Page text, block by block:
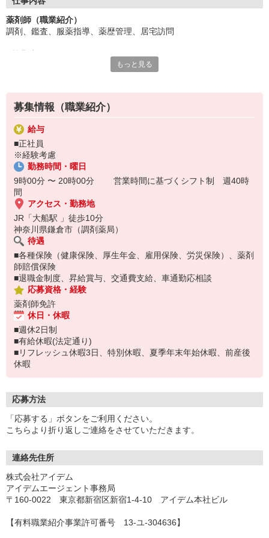
薬剤師（職業紹介）
調剤、鑑査、服薬指導、薬歴管理、居宅訪問
■応需科目：内科、皮膚科心療内科等
もっと見る
募集情報（職業紹介）
給与
■正社員
※経験考慮
勤務時間・曜日
9時00分 〜 20時00分 営業時間に基づくシフト制 週40時
間
アクセス・勤務地
JR「大船駅 」徒歩10分
神奈川県鎌倉市（調剤薬局）
待遇
■各種保険（健康保険、厚生年金、雇用保険、労災保険）、薬剤
師賠償保険
■退職金制度、昇給賞与、交通費支給、車通勤応相談
応募資格・経験
薬剤師免許
休日・休暇
■週休2日制
■有給休暇(法定通り)
■リフレッシュ休暇3日、特別休暇、夏季年末年始休暇、前産後
休暇
応募方法
「応募する」ボタンをご利用ください。
こちらより折り返しご連絡をさせていただきます。
連絡先住所
株式会社アイデム
アイデムエージェント事務局
〒160-0022 東京都新宿区新宿1-4-10 アイデム本社ビル
【有料職業紹介事業許可番号 13-ユ-304636】